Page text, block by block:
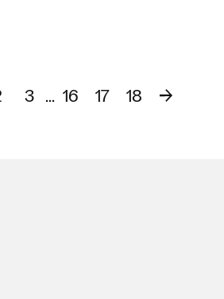
3 ... 16 17 18